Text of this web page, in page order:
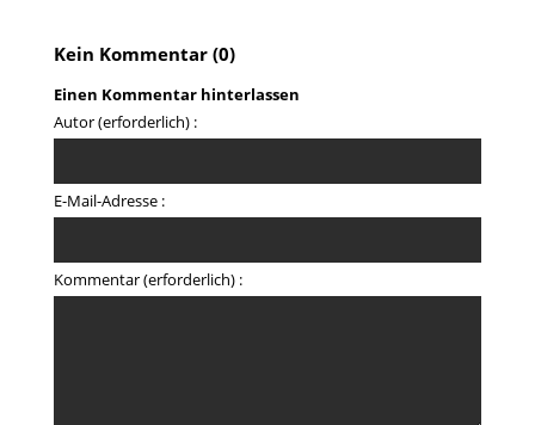
Kein Kommentar (0)
Einen Kommentar hinterlassen
Autor (erforderlich) :
E-Mail-Adresse :
Kommentar (erforderlich) :